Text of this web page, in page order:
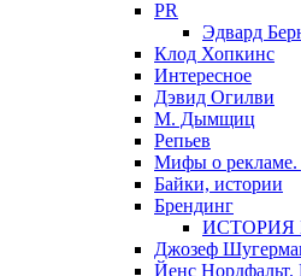
PR
Эдвард
Клод Хопкинс
Интересное
Дэвид Огилви
М. Дымщиц
Репьев
Мифы о
Байки, истории
Брендинг
ИСТОРИЯ
Джозеф
​Йенс Нордфальт.